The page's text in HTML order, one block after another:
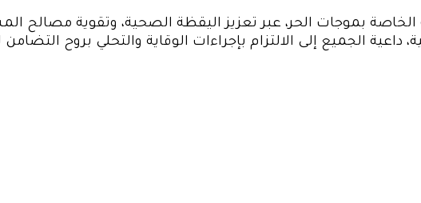
بموجات الحر، عبر تعزيز اليقظة الصحية، وتقوية مصالح
داعية الجميع إلى الالتزام بإجراءات الوقاية والتحلي بروح